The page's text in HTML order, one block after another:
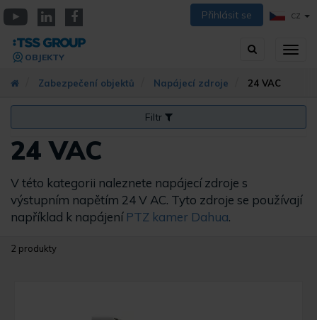
Přejít
k
hlavnímu
obsahu
Přihlásit se CZ
Vyhledávání
OBJEKTY
Zabezpečení objektů Napájecí zdroje 24 VAC
Filtr
24 VAC
V této kategorii naleznete napájecí zdroje s
výstupním napětím 24 V AC. Tyto zdroje se používají
například k napájení PTZ kamer Dahua.
2 produkty